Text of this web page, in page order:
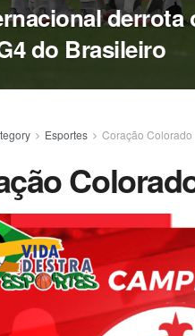
derrota
do Brasileiro
Esportes Coração Colorado